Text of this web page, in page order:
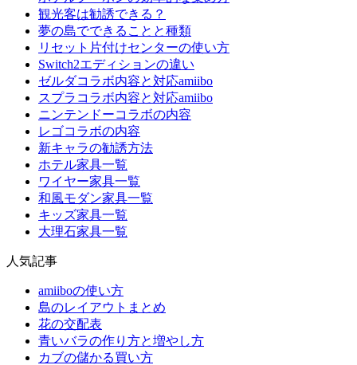
観光客は勧誘できる？
夢の島でできることと種類
リセット片付けセンターの使い方
Switch2エディションの違い
ゼルダコラボ内容と対応amiibo
スプラコラボ内容と対応amiibo
ニンテンドーコラボの内容
レゴコラボの内容
新キャラの勧誘方法
ホテル家具一覧
ワイヤー家具一覧
和風モダン家具一覧
キッズ家具一覧
大理石家具一覧
人気記事
amiiboの使い方
島のレイアウトまとめ
花の交配表
青いバラの作り方と増やし方
カブの儲かる買い方